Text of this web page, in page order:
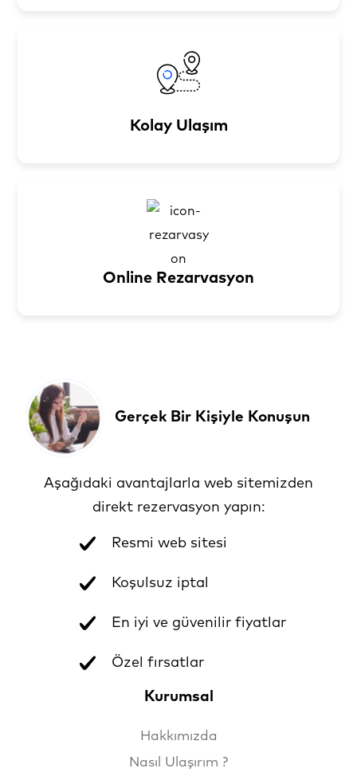
Kolay Ulaşım
Online Rezarvasyon
Gerçek Bir Kişiyle Konuşun
Aşağıdaki avantajlarla web sitemizden
direkt rezervasyon yapın:
Resmi web sitesi
Koşulsuz iptal
En iyi ve güvenilir fiyatlar
Özel fırsatlar
Kurumsal
Hakkımızda
Nasıl Ulaşırım ?